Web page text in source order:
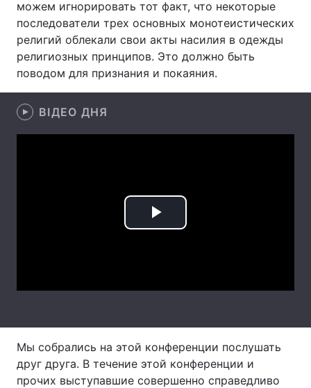
Україна Політика
Економіка Світ
Техно і зв'язок
Інтерв'ю Думки
Архів Вакансії
можем игнорировать тот факт, что некоторые
последователи трех основных монотеистических
религий облекали свои акты насилия в одежды
религиозных принципов. Это должно быть
поводом для признания и покаяния.
ВІДЕО ДНЯ
Play
Мы собрались на этой конференции послушать
друг друга. В течение этой конференции и
прочих выступавшие совершенно справедливо